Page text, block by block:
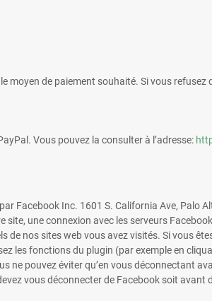
moyen de paiement souhaité. Si vous
Vous pouvez la consulter à l’adresse:
Facebook Inc. 1601 S. California Ave, Palo
une connexion avec les serveurs
nos sites web vous avez visités. Si vous
les fonctions du plugin (par exemple en
pouvez éviter qu’en vous déconnectant
vous déconnecter de Facebook soit